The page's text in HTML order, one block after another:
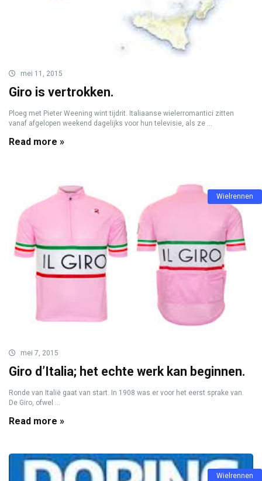
mei 11, 2015
Giro is vertrokken.
Ploeg met Pieter Weening wint tijdrit. Italiaanse wielerromantici zitten
vanaf afgelopen weekend dagelijks voor hun televisie, als ze ...
Read more »
Wielrennen
mei 7, 2015
Giro d’Italia; het echte werk kan beginnen.
Ronde van Italië gaat van start. In 1908 was er voor het eerst sprake van.
De Giro, ofwel ...
Read more »
Wielrennen